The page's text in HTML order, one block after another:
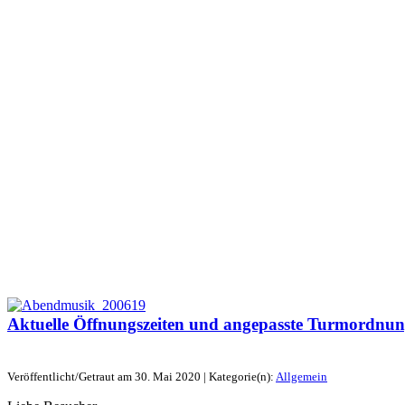
Aktuelle Öffnungszeiten und angepasste
Veröffentlicht/Getraut am 30. Mai 2020 | Kategorie(n): Allgemein